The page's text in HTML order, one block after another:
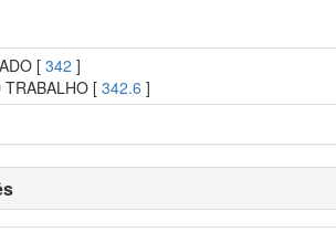
[342 ]
TRABALHO [342.6 ]